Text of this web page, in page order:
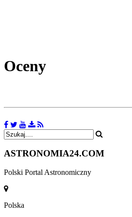
Oceny
ASTRONOMIA24.COM
Polski Portal Astronomiczny
Polska